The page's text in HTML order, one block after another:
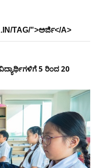
TAG/">ಅರ್ಜಿ</A>
5 ರಿಂದ 20